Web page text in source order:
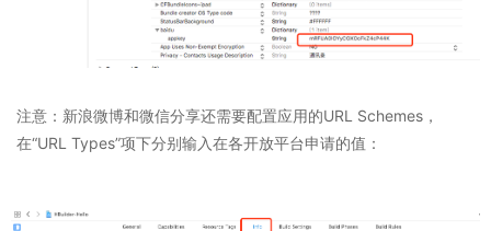
注意：新浪微博和微信分享还需要配置应用的URL Schemes，
在“URL Types”项下分别输入在各开放平台申请的值：